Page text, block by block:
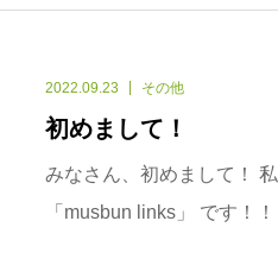
2022.09.23 その他
初めまして！
みなさん、初めまして！
「musbun links」 です！